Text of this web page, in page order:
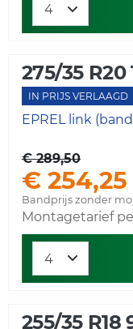
275/35 R20
IN PRIJS VERLAAGD
EPREL link
€ 289,50
€ 254,25
Bandprijs zonder
Montagetarief
255/35 R18